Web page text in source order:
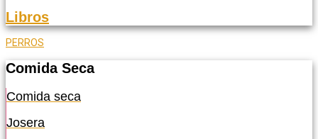
Libros
PERROS
Comida Seca
Comida seca
Josera